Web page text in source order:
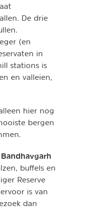
De drie
(en
in
stations is
en valleien,
hier nog
bergen
Bandhavgarh
buffels en
Reserve
is van
dan